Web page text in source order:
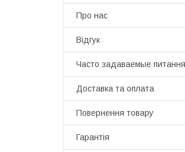
Про нас
Відгук
Часто задаваемые питання
Доставка та оплата
Повернення товару
Гарантія